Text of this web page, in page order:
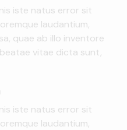
iste natus error sit
laudantium,
quae ab illo inventore
vitae dicta sunt,
iste natus error sit
laudantium,